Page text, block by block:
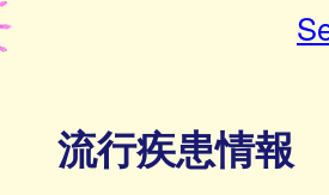
流行疾患情報